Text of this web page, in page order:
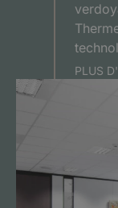
PLUS